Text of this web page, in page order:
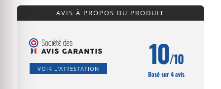
AVIS À PROPOS DU PRODUIT
VOIR L'ATTESTATION 10/10
Basé sur 4 avis